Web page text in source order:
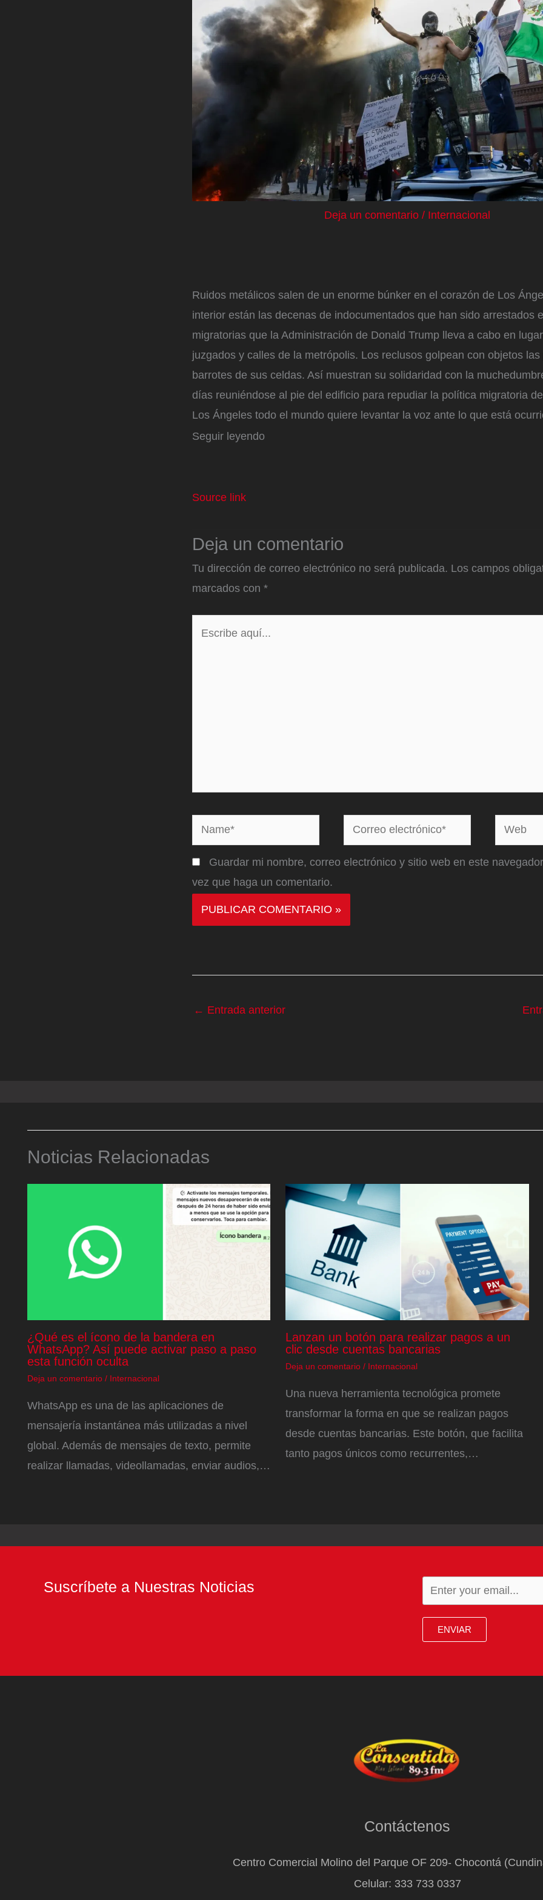
Deja un comentario / Internacional
Ruidos metálicos salen de un enorme búnker en el corazón de Los
interior están las decenas de indocumentados que han sido arrestados
migratorias que la Administración de Donald Trump lleva a cabo en
juzgados y calles de la metrópolis. Los reclusos golpean con objetos
barrotes de sus celdas. Así muestran su solidaridad con la
días reuniéndose al pie del edificio para repudiar la política migratoria
Los Ángeles todo el mundo quiere levantar la voz ante lo que está
Seguir leyendo
Source link
Deja un comentario
Tu dirección de correo electrónico no será publicada. Los campos
marcados con *
Name*
Correo
electrónico*
Web
Guardar mi nombre, correo electrónico y sitio web en este
vez que haga un comentario.
← Entrada anterior
Noticias Relacionadas
¿Qué es el ícono de la bandera en
WhatsApp? Así puede activar paso a paso
esta función oculta
Deja un comentario / Internacional
WhatsApp es una de las aplicaciones de
mensajería instantánea más utilizadas a nivel
global. Además de mensajes de texto, permite
realizar llamadas, videollamadas, enviar audios,…
Lanzan un botón para realizar pagos a un
clic desde cuentas bancarias
Deja un comentario / Internacional
Una nueva herramienta tecnológica promete
transformar la forma en que se realizan pagos
desde cuentas bancarias. Este botón, que facilita
tanto pagos únicos como recurrentes,…
Suscríbete a Nuestras Noticias
ENVIAR
Contáctenos
Centro Comercial Molino del Parque OF 209- Chocontá
Celular: 333 733 0337